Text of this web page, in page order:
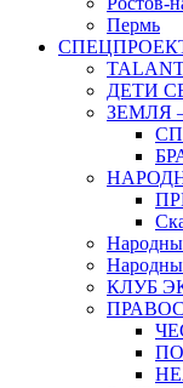
Пермь
ДЕТИ
ЗЕМЛЯ
КЛУБ